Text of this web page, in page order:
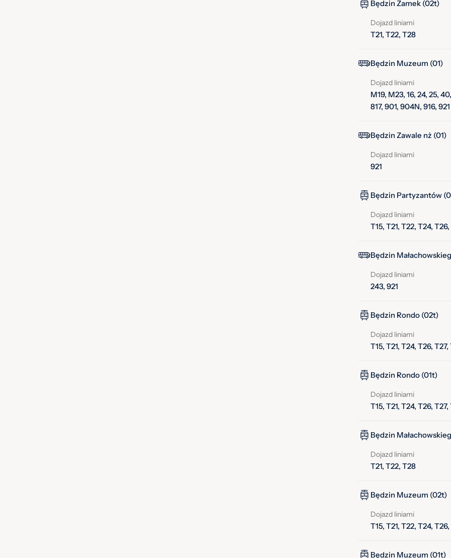
Będzin Zamek (02t)
Dojazd liniami
T21, T22, T28
Będzin Muzeum (01)
Dojazd liniami
M19, M23, 16, 24, 25,
817, 901, 904N, 916, 921
Będzin Zawale nż (01)
Dojazd liniami
921
Będzin Partyzantów
Dojazd liniami
T15, T21, T22, T24,
Będzin
Dojazd liniami
243, 921
Będzin Rondo (02t)
Dojazd liniami
T15, T21, T24, T26,
Będzin Rondo (01t)
Dojazd liniami
T15, T21, T24, T26,
Będzin
Dojazd liniami
T21, T22, T28
Będzin Muzeum (02t)
Dojazd liniami
T15, T21, T22, T24,
Będzin Muzeum (01t)